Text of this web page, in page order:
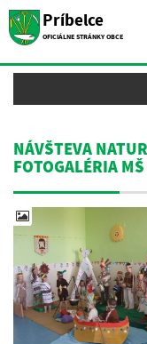
Príbelce
OFICIÁLNE STRÁNKY OBCE
NÁVŠTEVA
FOTOGALÉRIA MŠ